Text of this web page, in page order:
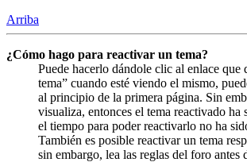
Arriba
¿Cómo hago para reactivar un tema?
Puede hacerlo dándole clic al enlace que
tema” cuando esté viendo el mismo,
al principio de la primera página. Sin
visualiza, entonces el tema reactivado ha
el tiempo para poder reactivarlo no ha
También es posible reactivar un tema
sin embargo, lea las reglas del foro antes